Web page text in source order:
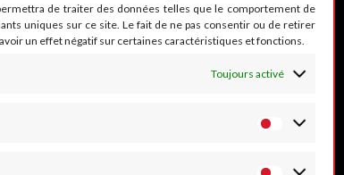
de traiter des données telles que le comportement de
uniques sur ce site. Le fait de ne pas consentir ou de retirer
un effet négatif sur certaines caractéristiques et fonctions.
Toujours activé